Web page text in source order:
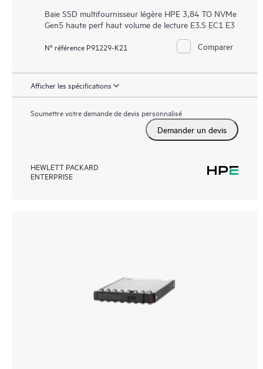
Baie SSD multifournisseur légère HPE 3,84 TO NVMe
Gen5 haute perf haut volume de lecture E3.S EC1 E3
N° référence P91229-K21 Comparer
Afficher les spécifications
Soumettre votre demande de devis personnalisé
Demander un devis
HEWLETT PACKARD
ENTERPRISE